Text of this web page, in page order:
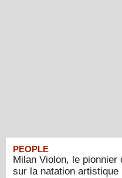
PEOPLE
Milan Violon, le
sur la natation artistique